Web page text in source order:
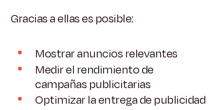
Gracias a ellas es posible:
Mostrar anuncios relevantes
Medir el rendimiento de
campañas publicitarias
Optimizar la entrega de publicidad